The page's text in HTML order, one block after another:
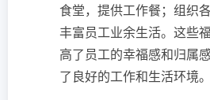
食堂，提供工作餐；组织
丰富员工业余生活。这些
高了员工的幸福感和归属
了良好的工作和生活环境。